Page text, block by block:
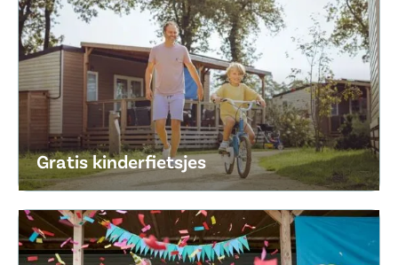
Gratis kinderfietsjes